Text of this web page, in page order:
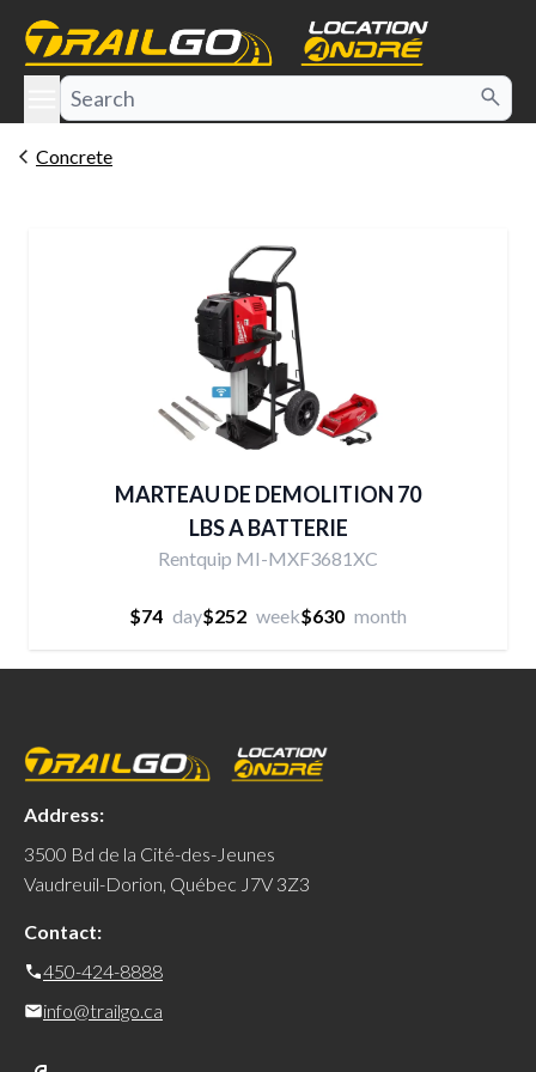
menu
Concrete
MARTEAU DE DEMOLITION 70
LBS A BATTERIE
Rentquip MI-MXF3681XC
$74 day$252 week$630 month
Address:
3500 Bd de la Cité-des-Jeunes
Vaudreuil-Dorion, Québec J7V 3Z3
Contact:
450-424-8888
info@trailgo.ca